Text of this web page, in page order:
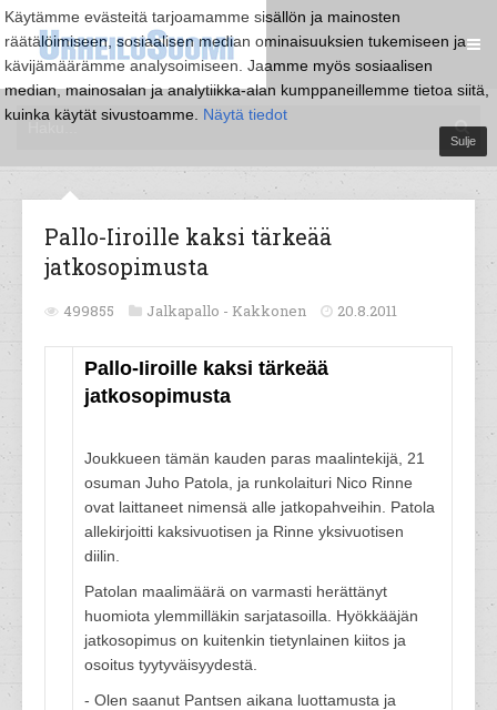
Käytämme evästeitä tarjoamamme sisällön ja mainosten
räätälöimiseen, sosiaalisen median ominaisuuksien tukemiseen ja
kävijämäärämme analysoimiseen. Jaamme myös sosiaalisen
median, mainosalan ja analytiikka-alan kumppaneillemme tietoa siitä,
kuinka käytät sivustoamme. Näytä tiedot
Sulje
Pallo-Iiroille kaksi tärkeää
jatkosopimusta
499855 Jalkapallo - Kakkonen 20.8.2011
Pallo-Iiroille kaksi tärkeää
jatkosopimusta
Joukkueen tämän kauden paras maalintekijä, 21
osuman Juho Patola, ja runkolaituri Nico Rinne
ovat laittaneet nimensä alle jatkopahveihin. Patola
allekirjoitti kaksivuotisen ja Rinne yksivuotisen
diilin.
Patolan maalimäärä on varmasti herättänyt
huomiota ylemmilläkin sarjatasoilla. Hyökkääjän
jatkosopimus on kuitenkin tietynlainen kiitos ja
osoitus tyytyväisyydestä.
- Olen saanut Pantsen aikana luottamusta ja